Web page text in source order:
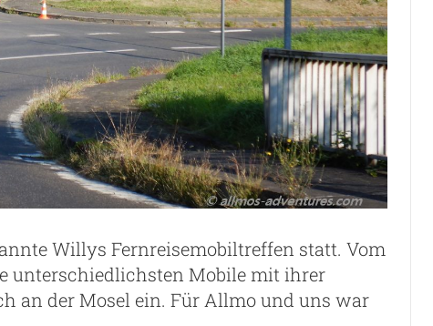
Willys Fernreisemobiltreffen statt. Vom
unterschiedlichsten Mobile mit ihrer
an der Mosel ein. Für Allmo und uns war